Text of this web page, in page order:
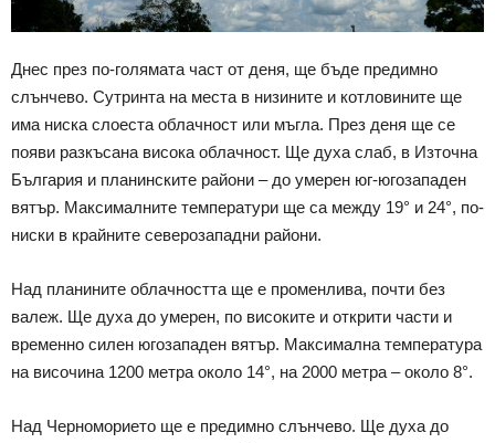
Днес през по-голямата част от деня, ще бъде предимно
слънчево. Сутринта на места в низините и котловините ще
има ниска слоеста облачност или мъгла. През деня ще се
появи разкъсана висока облачност. Ще духа слаб, в Източна
България и планинските райони – до умерен юг-югозападен
вятър. Максималните температури ще са между 19° и 24°, по-
ниски в крайните северозападни райони.
Над планините облачността ще е променлива, почти без
валеж. Ще духа до умерен, по високите и открити части и
временно силен югозападен вятър. Максимална температура
на височина 1200 метра около 14°, на 2000 метра – около 8°.
Над Черноморието ще е предимно слънчево. Ще духа до